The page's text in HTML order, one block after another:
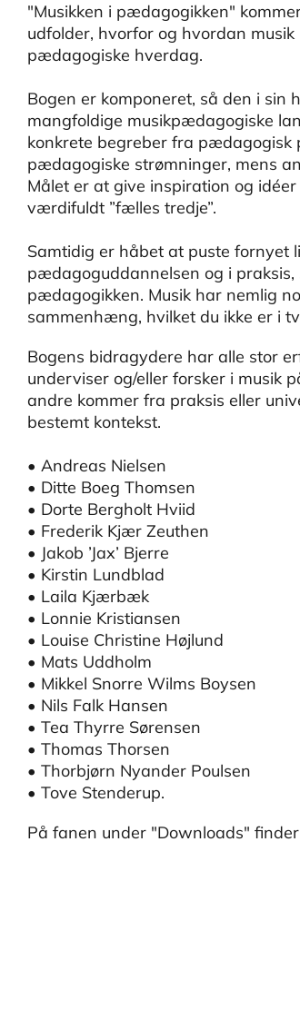
"Musikken i pædagogikken"
udfolder, hvorfor og hvordan
pædagogiske hverdag.
Bogen er komponeret, så den i sin
mangfoldige musikpædagogiske
konkrete begreber fra pædagogisk
pædagogiske strømninger, mens
Målet er at give inspiration og
værdifuldt ”fælles tredje”.
Samtidig er håbet at puste fornyet
pædagoguddannelsen og i
pædagogikken. Musik har nemlig
sammenhæng, hvilket du ikke er i
Bogens bidragydere har alle stor
underviser og/eller forsker i musik
andre kommer fra praksis eller
bestemt kontekst.
• Andreas Nielsen
• Ditte Boeg Thomsen
• Dorte Bergholt Hviid
• Frederik Kjær Zeuthen
• Jakob ’Jax’ Bjerre
• Kirstin Lundblad
• Laila Kjærbæk
• Lonnie Kristiansen
• Louise Christine Højlund
• Mats Uddholm
• Mikkel Snorre Wilms Boysen
• Nils Falk Hansen
• Tea Thyrre Sørensen
• Thomas Thorsen
• Thorbjørn Nyander Poulsen
• Tove Stenderup.
På fanen under "Downloads"